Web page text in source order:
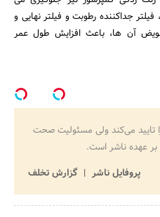
فیلتر جداکننده رطوبت و فیلتر نهایی و
آن ها، باعث افزایش طول عمر
تایید می‌کند ولی مسئولیت صحت
عهده ناشر است.
پروفایل ناشر
گزارش تخلف